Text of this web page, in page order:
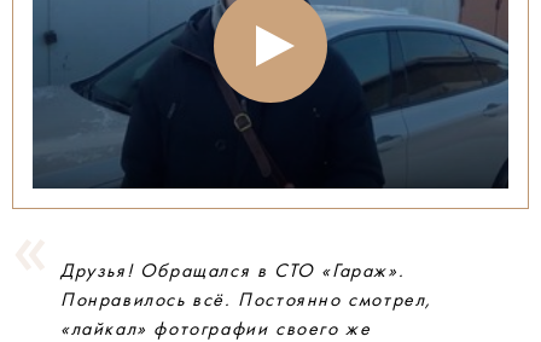
Друзья! Обращался в СТО «Гараж».
Понравилось всё. Постоянно смотрел,
«лайкал» фотографии своего же